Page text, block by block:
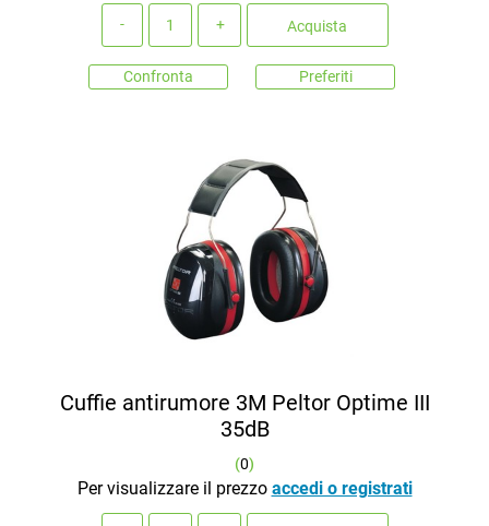
Acquista
Confronta Preferiti
Cuffie antirumore 3M Peltor Optime III
35dB
(0)
Per visualizzare il prezzo accedi o registrati